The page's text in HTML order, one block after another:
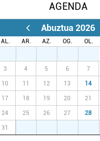
AGENDA
Abuztua 2026
AL. AR. AZ. OG. OL.
3 4 5 6 7
10 11 12 13 14
17 18 19 20 21
24 25 26 27 28
31